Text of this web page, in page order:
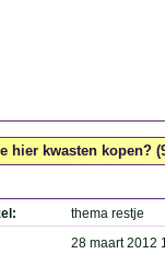
hier kwasten kopen?
thema restje
28 maart 2012